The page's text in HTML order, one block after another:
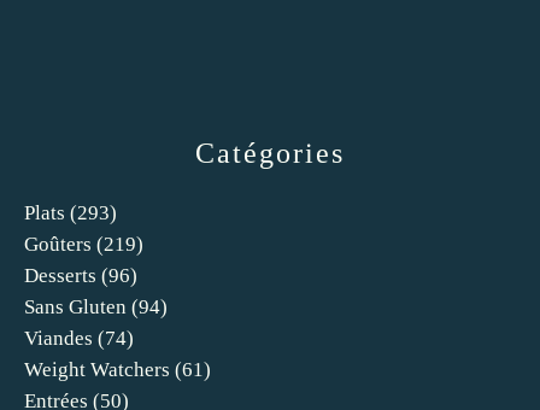
Catégories
Plats (293)
Goûters (219)
Desserts (96)
Sans Gluten (94)
Viandes (74)
Weight Watchers (61)
Entrées (50)